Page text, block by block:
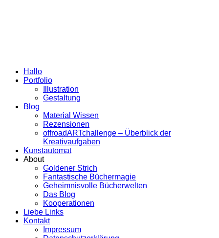
Hallo
Portfolio
Illustration
Gestaltung
Blog
Material Wissen
Rezensionen
offroadARTchallenge – Überblick der
Kreativaufgaben
Kunstautomat
About
Goldener Strich
Fantastische Büchermagie
Geheimnisvolle Bücherwelten
Das Blog
Kooperationen
Liebe Links
Kontakt
Impressum